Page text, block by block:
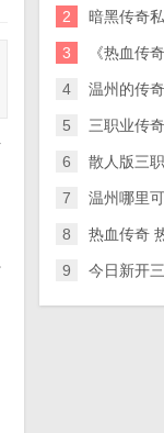
2 暗黑传奇
3 《热血传
4 温州的传
5 三职业传
6 散人版三
7 温州哪里可以买到
8 热血传奇 热血
9 今日新开